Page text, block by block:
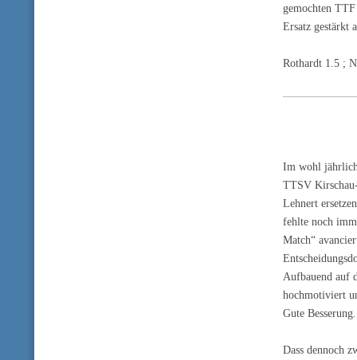
gemochten
Ersatz gestärkt
Rothardt 1.5 ;
Im wohl
TTSV
Lehnert
fehlte noch
Match“
Aufbauend auf
hochmotiviert
Gute Besserung.
Dass dennoch